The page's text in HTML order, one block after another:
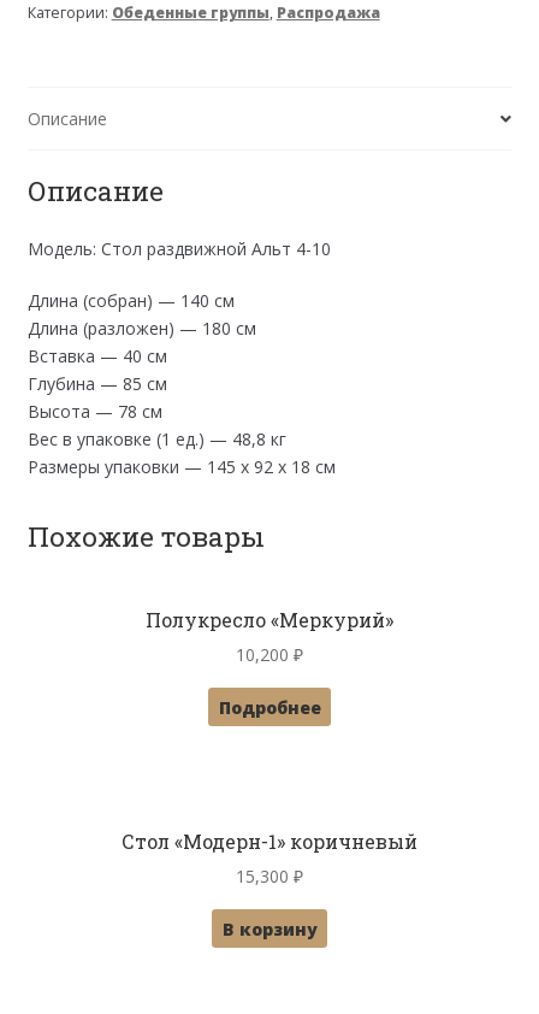
"Альт
Категории: Обеденные группы, Распродажа
Описание
Описание
Модель: Стол раздвижной Альт 4-10
Длина (собран) — 140 см
Длина (разложен) — 180 см
Вставка — 40 см
Глубина — 85 см
Высота — 78 см
Вес в упаковке (1 ед.) — 48,8 кг
Размеры упаковки — 145 x 92 x 18 см
Похожие товары
Полукресло «Меркурий»
10,200 ₽
Подробнее
Стол «Модерн-1» коричневый
15,300 ₽
В корзину